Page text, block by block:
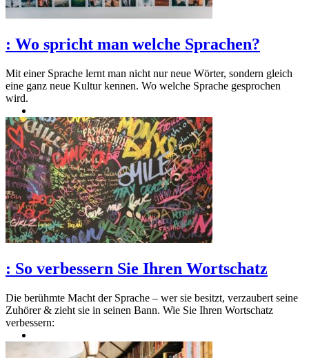
: Wo spricht man welche Sprachen?
Mit einer Sprache lernt man nicht nur neue Wörter, sondern gleich
eine ganz neue Kultur kennen. Wo welche Sprache gesprochen
wird.
: So verbessern Sie Ihren Wortschatz
Die berühmte Macht der Sprache – wer sie besitzt, verzaubert seine
Zuhörer & zieht sie in seinen Bann. Wie Sie Ihren Wortschatz
verbessern: